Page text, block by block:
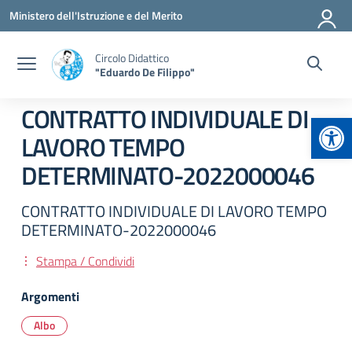
Vai ai contenuti
Vai al menu di navigazione
Vai al footer
Ministero dell'Istruzione e del Merito
Circolo Didattico
"Eduardo De Filippo"
CONTRATTO INDIVIDUALE DI
LAVORO TEMPO
DETERMINATO-2022000046
CONTRATTO INDIVIDUALE DI LAVORO TEMPO
DETERMINATO-2022000046
Stampa / Condividi
Argomenti
Albo